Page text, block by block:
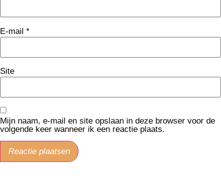
E-mail *
Site
Mijn naam, e-mail en site opslaan in deze browser voor de
volgende keer wanneer ik een reactie plaats.